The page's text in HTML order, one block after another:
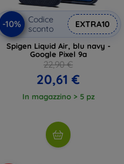
-10%
Codice
sconto
EXTRA10
Spigen Liquid Air, blu navy -
Google Pixel 9a
22,90 €
20,61 €
In magazzino > 5 pz